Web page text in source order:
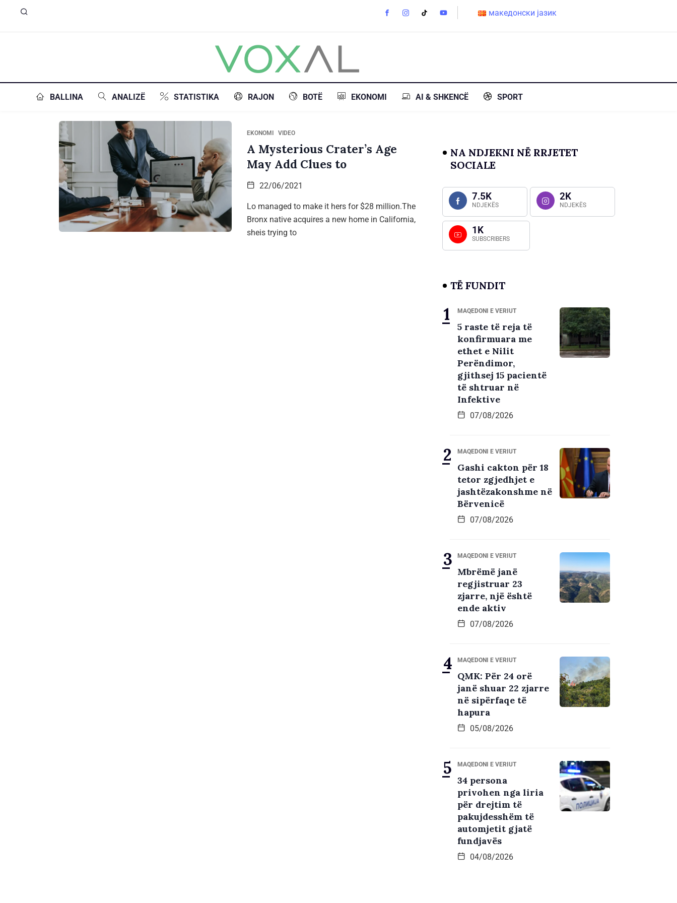
македонски јазик
BALLINA ANALIZË STATISTIKA RAJON BOTË EKONOMI AI & SHKENCË SPORT
EKONOMI VIDEO
A Mysterious Crater’s Age
May Add Clues to
22/06/2021
Lo managed to make it hers for $28 million.The
Bronx native acquires a new home in California,
sheis trying to
NA NDJEKNI NË RRJETET
SOCIALE
7.5K
NDJEKËS
2K
NDJEKËS
1K
SUBSCRIBERS
TË FUNDIT
MAQEDONI E VERIUT
5 raste të reja të
konfirmuara me
ethet e Nilit
Perëndimor,
gjithsej 15 pacientë
të shtruar në
Infektive
07/08/2026
MAQEDONI E VERIUT
Gashi cakton për 18
tetor zgjedhjet e
jashtëzakonshme në
Bërvenicë
07/08/2026
MAQEDONI E VERIUT
Mbrëmë janë
regjistruar 23
zjarre, një është
ende aktiv
07/08/2026
MAQEDONI E VERIUT
QMK: Për 24 orë
janë shuar 22 zjarre
në sipërfaqe të
hapura
05/08/2026
MAQEDONI E VERIUT
34 persona
privohen nga liria
për drejtim të
pakujdesshëm të
automjetit gjatë
fundjavës
04/08/2026